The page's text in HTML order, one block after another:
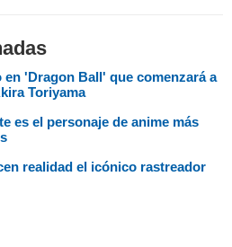
'Dragon Ball' que comenzará a
Toriyama
es el personaje de anime más
realidad el icónico rastreador